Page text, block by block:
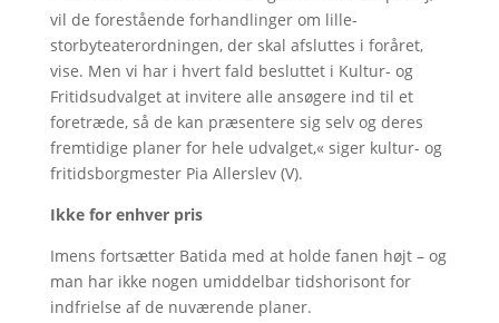
vil de forestående forhandlinger om lille-
storbyteaterordningen, der skal afsluttes i foråret,
vise. Men vi har i hvert fald besluttet i Kultur- og
Fritidsudvalget at invitere alle ansøgere ind til et
foretræde, så de kan præsentere sig selv og deres
fremtidige planer for hele udvalget,« siger kultur- og
fritidsborgmester Pia Allerslev (V).
Ikke for enhver pris
Imens fortsætter Batida med at holde fanen højt – og
man har ikke nogen umiddelbar tidshorisont for
indfrielse af de nuværende planer.